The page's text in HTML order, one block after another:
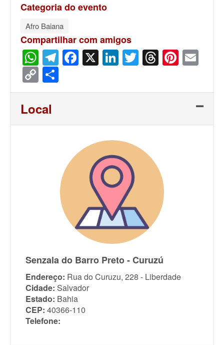
Categoria do evento
Afro Baiana
Compartilhar com amigos
WhatsApp
Telegram
Facebook
X LinkedIn
Twitter
Threads
Copy
Link
Local
Senzala do Barro Preto - Curuzú
Endereço: Rua do Curuzu, 228 - Liberdade
Cidade: Salvador
Estado: Bahia
CEP: 40366-110
Telefone: